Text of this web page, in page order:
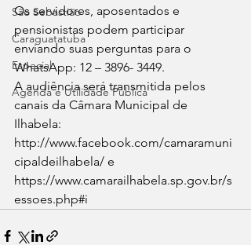
São Sebastião
Caraguatatuba
Especial
Agenda e Utilidade Pública
Os servidores, aposentados e
pensionistas podem participar
enviando suas perguntas para o
WhatsApp: 12 – 3896- 3449.
A audiência será transmitida pelos
canais da Câmara Municipal de
Ilhabela:
http://www.facebook.com/camaramuni
cipaldeilhabela/ e
https://www.camarailhabela.sp.gov.br/s
essoes.php#i